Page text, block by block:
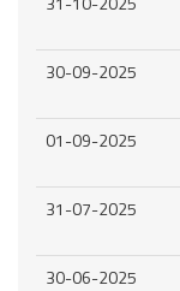
30-09-2025
01-09-2025
31-07-2025
30-06-2025